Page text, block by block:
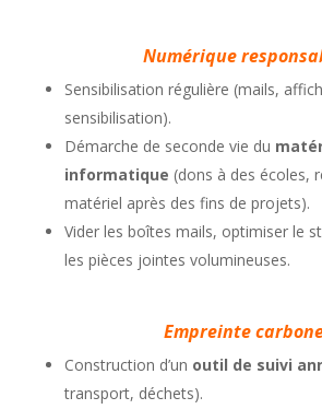
Numérique
Sensibilisation régulière (mails,
sensibilisation).
Démarche de seconde vie du
informatique (dons à des écoles,
matériel après des fins de projets).
Vider les boîtes mails, optimiser le
les pièces jointes volumineuses.
Empreinte
Construction d’un outil de suivi
transport, déchets).